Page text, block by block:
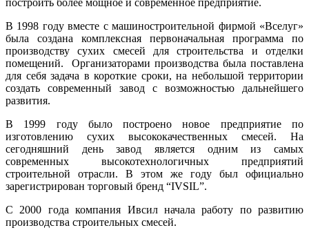
построить более мощное и современное предприятие.
В 1998 году вместе с машиностроительной фирмой «Вселуг»
была создана комплексная первоначальная программа по
производству сухих смесей для строительства и отделки
помещений. Организаторами производства была поставлена
для себя задача в короткие сроки, на небольшой территории
создать современный завод с возможностью дальнейшего
развития.
В 1999 году было построено новое предприятие по
изготовлению сухих высококачественных смесей. На
сегодняшний день завод является одним из самых
современных высокотехнологичных предприятий
строительной отрасли. В этом же году был официально
зарегистрирован торговый бренд “IVSIL”.
С 2000 года компания Ивсил начала работу по развитию
производства строительных смесей.